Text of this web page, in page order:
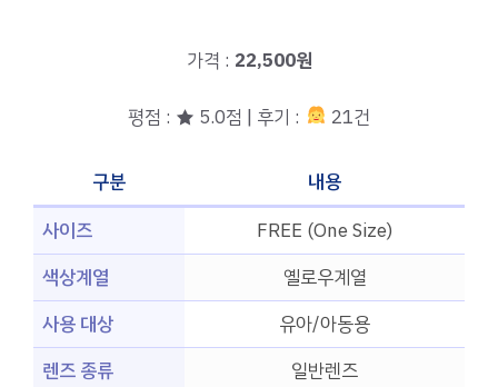
가격 : 22,500원
평점 : ★ 5.0점 | 후기 : 21건
구분
내용
사이즈
FREE (One Size)
색상계열
옐로우계열
사용 대상
유아/아동용
렌즈 종류
일반렌즈